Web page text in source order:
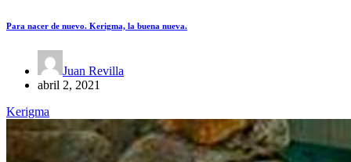
Para nacer de nuevo. Kerigma, la buena nueva.
Juan Revilla
abril 2, 2021
Kerigma